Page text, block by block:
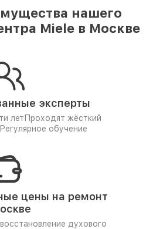
нашего
Miele в Москве
эксперты
лет Проходят жёсткий
Регулярное обучение
цены на ремонт
духового